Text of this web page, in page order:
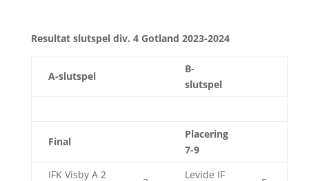
Resultat slutspel div. 4 Gotland 2023-2024
A-slutspel
B-
slutspel
Final
Placering
7-9
IFK Visby A 2
Levide IF